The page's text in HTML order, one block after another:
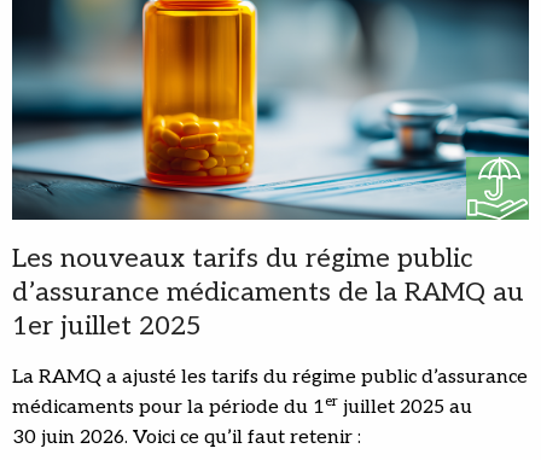
Les nouveaux tarifs du régime public
d’assurance médicaments de la RAMQ au
1er juillet 2025
La RAMQ a ajusté les tarifs du régime public d’assurance
médicaments pour la période du 1er juillet 2025 au
30 juin 2026. Voici ce qu’il faut retenir :